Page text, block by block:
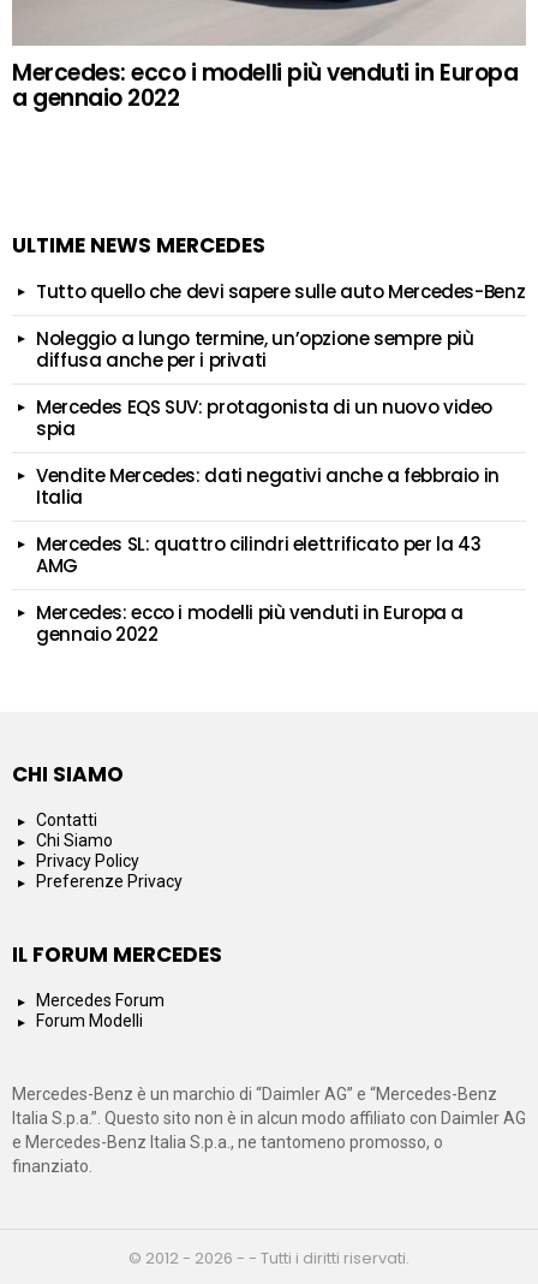
Mercedes: ecco i modelli più venduti in Europa
a gennaio 2022
ULTIME NEWS MERCEDES
Tutto quello che devi sapere sulle auto Mercedes-Benz
Noleggio a lungo termine, un’opzione sempre più
diffusa anche per i privati
Mercedes EQS SUV: protagonista di un nuovo video
spia
Vendite Mercedes: dati negativi anche a febbraio in
Italia
Mercedes SL: quattro cilindri elettrificato per la 43
AMG
Mercedes: ecco i modelli più venduti in Europa a
gennaio 2022
CHI SIAMO
Contatti
Chi Siamo
Privacy Policy
Preferenze Privacy
IL FORUM MERCEDES
Mercedes Forum
Forum Modelli
Mercedes-Benz è un marchio di “Daimler AG” e “Mercedes-Benz
Italia S.p.a.”. Questo sito non è in alcun modo affiliato con Daimler AG
e Mercedes-Benz Italia S.p.a., ne tantomeno promosso, o
finanziato.
© 2012 - 2026 - - Tutti i diritti riservati.